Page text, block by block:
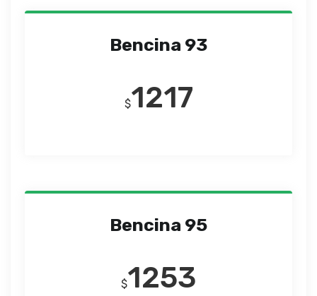
Bencina 93
$1217
Bencina 95
$1253